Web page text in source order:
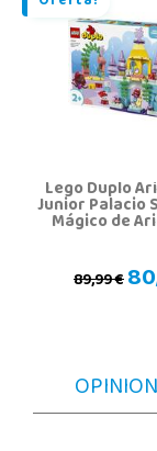
Lego Duplo
Junior Palacio
Mágico de
89,99 €